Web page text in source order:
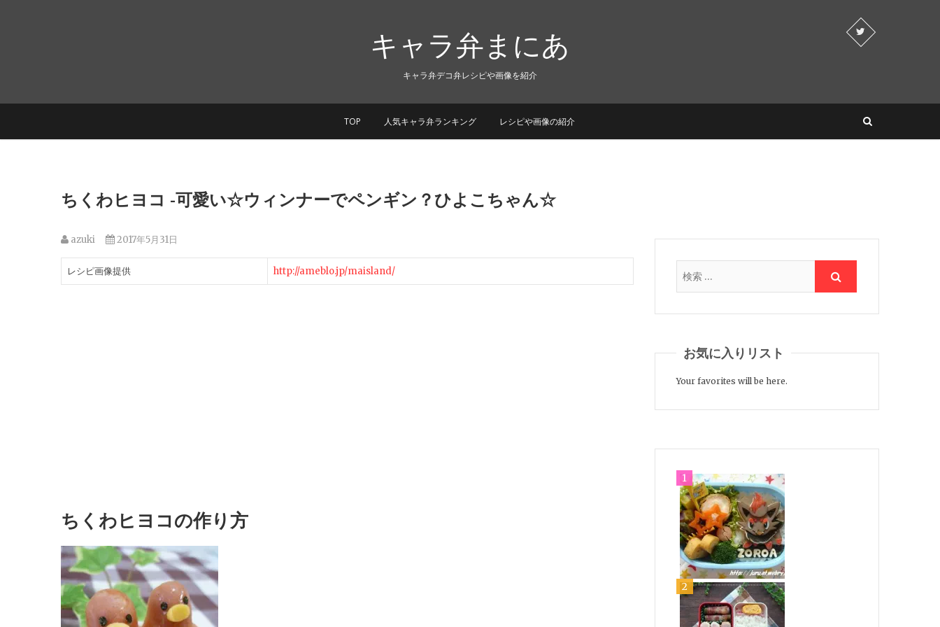
キャラ弁まにあ
キャラ弁デコ弁レシピや画像を紹介
TOP 人気キャラ弁ランキング レシピや画像の紹介
ちくわヒヨコ -可愛い☆ウィンナーでペンギン？ひよこちゃん☆
azuki 2017年5月31日
レシピ画像提供 http://ameblo.jp/maisland/
ちくわヒヨコの作り方
お気に入りリスト
Your favorites will be here.